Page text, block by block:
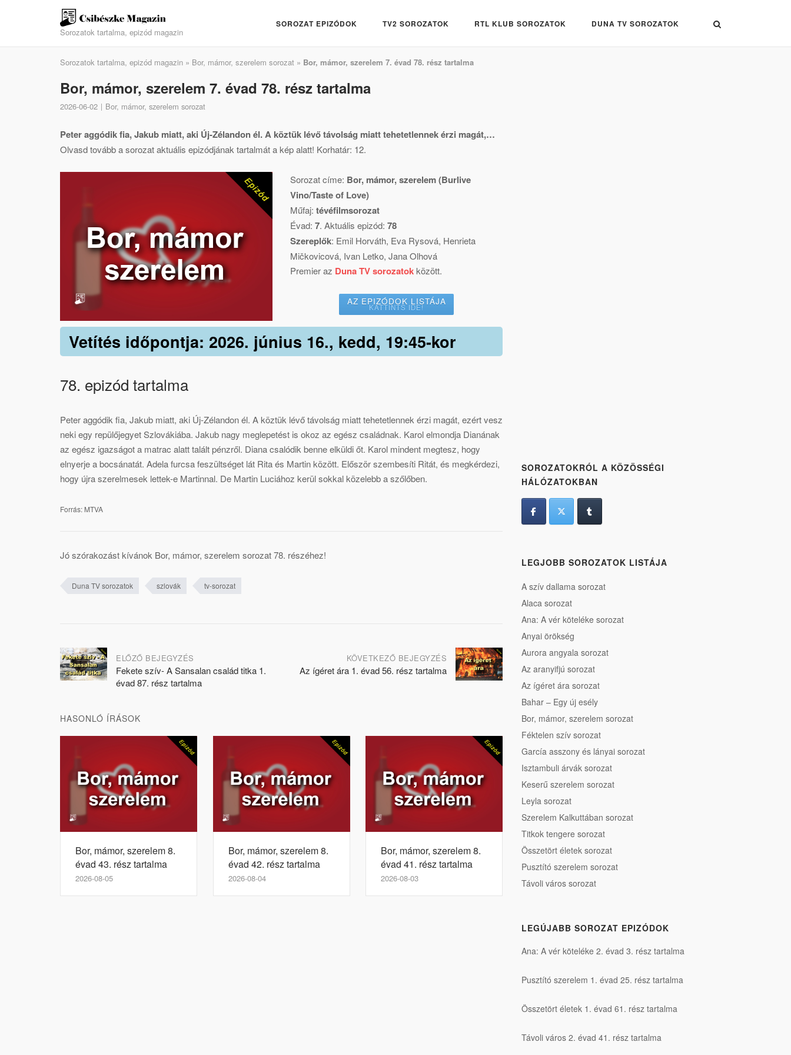
Sorozatok tartalma, epizód magazin
SOROZAT EPIZÓDOK TV2 SOROZATOK RTL KLUB SOROZATOK DUNA TV SOROZATOK
Sorozatok tartalma, epizód magazin » Bor, mámor, szerelem sorozat » Bor, mámor, szerelem 7. évad 78. rész tartalma
Bor, mámor, szerelem 7. évad 78. rész tartalma
2026-06-02 Bor, mámor, szerelem sorozat
Peter aggódik fia, Jakub miatt, aki Új-Zélandon él. A köztük lévő távolság miatt tehetetlennek érzi magát,…
Olvasd tovább a sorozat aktuális epizódjának tartalmát a kép alatt! Korhatár: 12.
Sorozat címe: Bor, mámor, szerelem (Burlive
Vino/Taste of Love)
Műfaj:tévéfilmsorozat
Évad:7. Aktuális epizód:78
Szereplők: Emil Horváth, Eva Rysová, Henrieta
Mičkovicová, Ivan Letko,Jana Olhová
Premier az Duna TV sorozatok között.
AZ EPIZÓDOK LISTÁJA
KATTINTS IDE!
Vetítés időpontja: 2026. június 16., kedd, 19:45-kor
78. epizód tartalma
Peter aggódik fia, Jakub miatt, aki Új-Zélandon él. A köztük lévő távolság miatt tehetetlennek érzi magát, ezért vesz
neki egy repülőjegyet Szlovákiába. Jakub nagy meglepetést is okoz az egész családnak. Karol elmondja Dianának
az egész igazságot a matrac alatt talált pénzről. Diana csalódik benne elküldi őt. Karol mindent megtesz, hogy
elnyerje a bocsánatát. Adela furcsa feszültséget lát Rita és Martin között. Először szembesíti Ritát, és megkérdezi,
hogy újra szerelmesek lettek-e Martinnal. De Martin Luciához kerül sokkal közelebb a szőlőben.
Forrás: MTVA
Jó szórakozást kívánok Bor, mámor, szerelem sorozat 78. részéhez!
Duna TV sorozatok szlovák tv-sorozat
Post
navigation
ELŐZŐ BEJEGYZÉS
Fekete szív- A Sansalan család titka 1.
évad 87. rész tartalma
KÖVETKEZŐ BEJEGYZÉS
Az ígéret ára 1. évad 56. rész tartalma
HASONLÓ ÍRÁSOK
Bor, mámor, szerelem 8.
évad 43. rész tartalma
2026-08-05
Bor, mámor, szerelem 8.
évad 42. rész tartalma
2026-08-04
Bor, mámor, szerelem 8.
évad 41. rész tartalma
2026-08-03
SOROZATOKRÓL A KÖZÖSSÉGI
HÁLÓZATOKBAN
LEGJOBB SOROZATOK LISTÁJA
A szív dallama sorozat
Alaca sorozat
Ana: A vér köteléke sorozat
Anyai örökség
Aurora angyala sorozat
Az aranyifjú sorozat
Az ígéret ára sorozat
Bahar – Egy új esély
Bor, mámor, szerelem sorozat
Féktelen szív sorozat
García asszony és lányai sorozat
Isztambuli árvák sorozat
Keserű szerelem sorozat
Leyla sorozat
Szerelem Kalkuttában sorozat
Titkok tengere sorozat
Összetört életek sorozat
Pusztító szerelem sorozat
Távoli város sorozat
LEGÚJABB SOROZAT EPIZÓDOK
Ana: A vér köteléke 2. évad 3. rész tartalma
Pusztító szerelem 1. évad 25. rész tartalma
Összetört életek 1. évad 61. rész tartalma
Távoli város 2. évad 41. rész tartalma